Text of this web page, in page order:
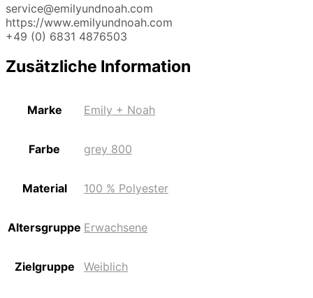
service@emilyundnoah.com
https://www.emilyundnoah.com
+49 (0) 6831 4876503
Zusätzliche Information
Marke Emily + Noah
Farbe grey 800
Material 100 % Polyester
Altersgruppe Erwachsene
Zielgruppe Weiblich